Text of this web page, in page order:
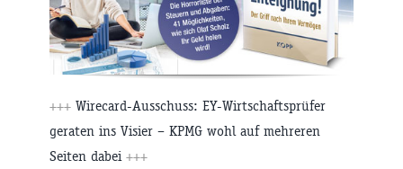
+++ Wirecard-Ausschuss: EY-Wirtschaftsprüfer
geraten ins Visier – KPMG wohl auf mehreren
Seiten dabei +++